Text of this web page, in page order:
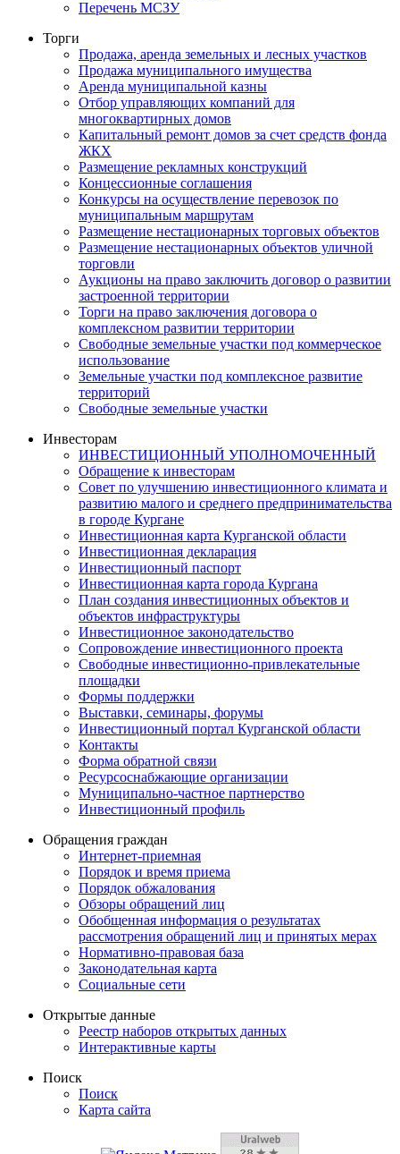
Перечень МСЗУ
Торги
Продажа, аренда земельных и лесных участков
Продажа муниципального имущества
Аренда муниципальной казны
Отбор управляющих компаний для
многоквартирных домов
Капитальный ремонт домов за счет средств фонда
ЖКХ
Размещение рекламных конструкций
Концессионные соглашения
Конкурсы на осуществление перевозок по
муниципальным маршрутам
Размещение нестационарных торговых объектов
Размещение нестационарных объектов уличной
торговли
Аукционы на право заключить договор о развитии
застроенной территории
Торги на право заключения договора о
комплексном развитии территории
Свободные земельные участки под коммерческое
использование
Земельные участки под комплексное развитие
территорий
Свободные земельные участки
Инвесторам
ИНВЕСТИЦИОННЫЙ УПОЛНОМОЧЕННЫЙ
Обращение к инвесторам
Совет по улучшению инвестиционного климата и
развитию малого и среднего предпринимательства
в городе Кургане
Инвестиционная карта Курганской области
Инвестиционная декларация
Инвестиционный паспорт
Инвестиционная карта города Кургана
План создания инвестиционных объектов и
объектов инфраструктуры
Инвестиционное законодательство
Сопровождение инвестиционного проекта
Свободные инвестиционно-привлекательные
площадки
Формы поддержки
Выставки, семинары, форумы
Инвестиционный портал Курганской области
Контакты
Форма обратной связи
Ресурсоснабжающие организации
Муниципально-частное партнерство
Инвестиционный профиль
Обращения граждан
Интернет-приемная
Порядок и время приема
Порядок обжалования
Обзоры обращений лиц
Обобщенная информация о результатах
рассмотрения обращений лиц и принятых мерах
Нормативно-правовая база
Законодательная карта
Социальные сети
Открытые данные
Реестр наборов открытых данных
Интерактивные карты
Поиск
Поиск
Карта сайта